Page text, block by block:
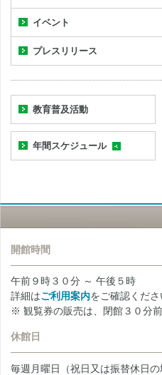
イベント
プレスリリース
教育普及活動
年間スケジュール
開館時間
午前９時３０分 ～ 午後５時
詳細はご利用案内をご確認くださ
※ 観覧券の販売は、閉館３０分
休館日
毎週月曜日（祝日又は振替休日の